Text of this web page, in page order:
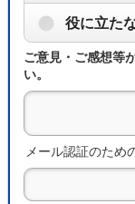
役に立た
ご意見・ご感想等
い。
メール認証のため